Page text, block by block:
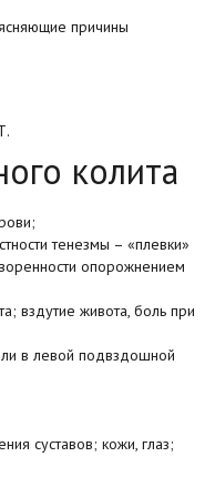
причины
колита
тенезмы – «плевки»
опорожнением
вздутие живота, боль при
в левой подвздошной
суставов; кожи, глаз;